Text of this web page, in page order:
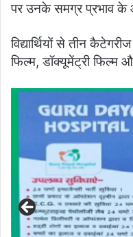
पर उनके समग्र प्रभाव के
विद्यार्थियों से तीन
फिल्म, डॉक्यूमेंट्री फिल्म